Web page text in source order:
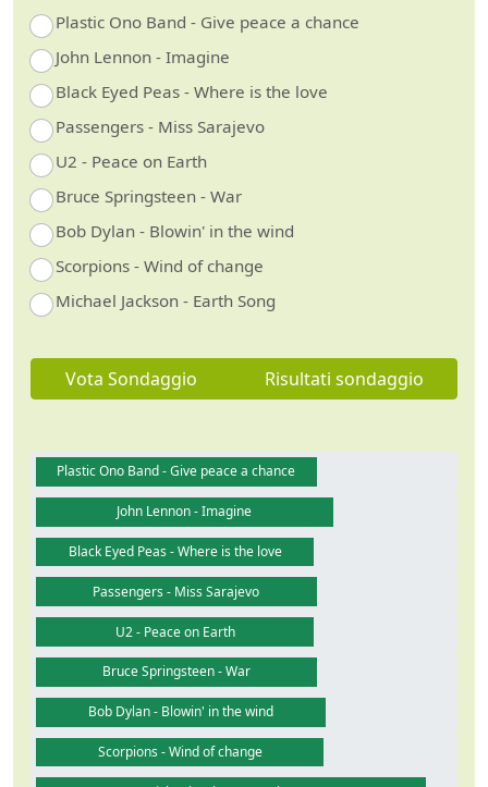
Plastic Ono Band - Give peace a chance
John Lennon - Imagine
Black Eyed Peas - Where is the love
Passengers - Miss Sarajevo
U2 - Peace on Earth
Bruce Springsteen - War
Bob Dylan - Blowin' in the wind
Scorpions - Wind of change
Michael Jackson - Earth Song
Vota Sondaggio Risultati sondaggio
Plastic Ono Band - Give peace a chance
John Lennon - Imagine
Black Eyed Peas - Where is the love
Passengers - Miss Sarajevo
U2 - Peace on Earth
Bruce Springsteen - War
Bob Dylan - Blowin' in the wind
Scorpions - Wind of change